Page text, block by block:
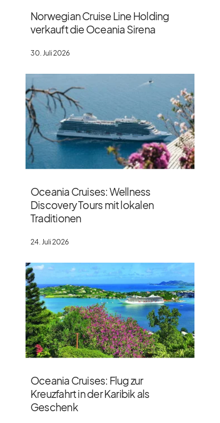
Norwegian Cruise Line Holding
verkauft die Oceania Sirena
30. Juli 2026
Oceania Cruises: Wellness
Discovery Tours mit lokalen
Traditionen
24. Juli 2026
Oceania Cruises: Flug zur
Kreuzfahrt in der Karibik als
Geschenk